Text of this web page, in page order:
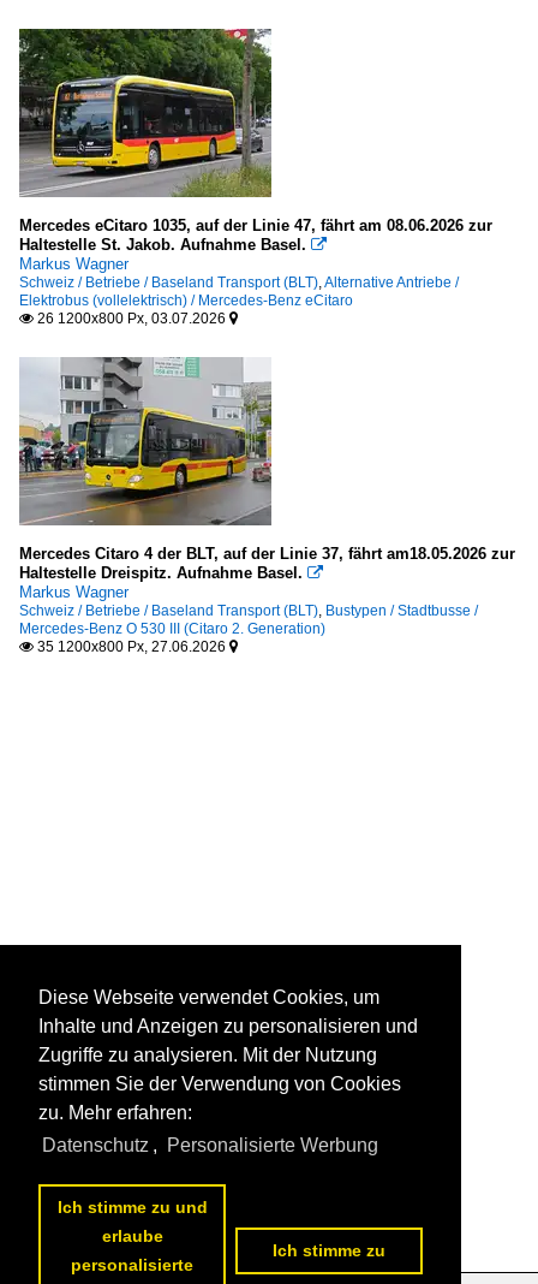
Mercedes eCitaro 1035, auf der Linie 47, fährt am 08.06.2026 zur
Haltestelle St. Jakob. Aufnahme Basel. 
Markus Wagner
Schweiz / Betriebe / Baseland Transport (BLT),Alternative Antriebe /
Elektrobus (vollelektrisch) / Mercedes-Benz eCitaro
 26 1200x800 Px, 03.07.2026 
Mercedes Citaro 4 der BLT, auf der Linie 37, fährt am18.05.2026 zur
Haltestelle Dreispitz. Aufnahme Basel. 
Markus Wagner
Schweiz / Betriebe / Baseland Transport (BLT), Bustypen / Stadtbusse /
Mercedes-Benz O 530 III (Citaro 2. Generation)
 35 1200x800 Px, 27.06.2026 
Diese Webseite verwendet Cookies, um
Inhalte und Anzeigen zu personalisieren und
Zugriffe zu analysieren. Mit der Nutzung
stimmen Sie der Verwendung von Cookies
zu. Mehr erfahren:
Datenschutz , Personalisierte Werbung
Ich stimme zu und
erlaube
personalisierte
Ich stimme zu